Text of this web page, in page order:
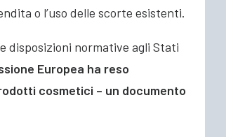
o l’uso delle scorte esistenti.
disposizioni normative agli Stati
Europea ha reso
cosmetici – un documento